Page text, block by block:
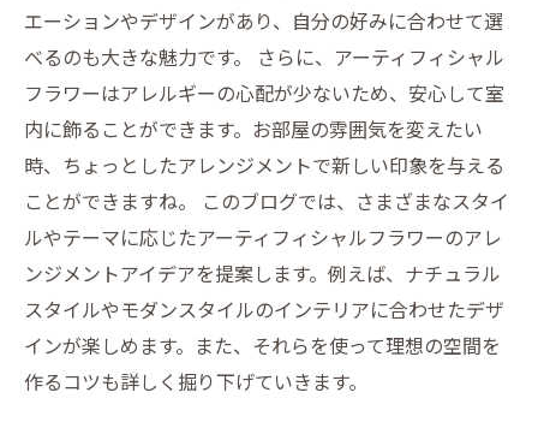
エーションやデザインがあり、自分の好みに合わせて選
べるのも大きな魅力です。 さらに、アーティフィシャル
フラワーはアレルギーの心配が少ないため、安心して室
内に飾ることができます。お部屋の雰囲気を変えたい
時、ちょっとしたアレンジメントで新しい印象を与える
ことができますね。 このブログでは、さまざまなスタイ
ルやテーマに応じたアーティフィシャルフラワーのアレ
ンジメントアイデアを提案します。例えば、ナチュラル
スタイルやモダンスタイルのインテリアに合わせたデザ
インが楽しめます。また、それらを使って理想の空間を
作るコツも詳しく掘り下げていきます。